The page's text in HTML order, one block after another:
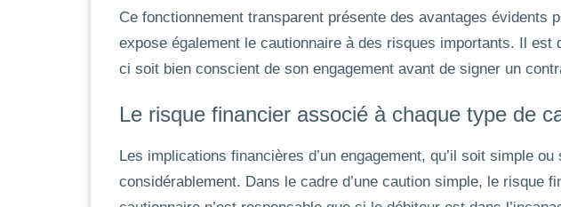
Ce fonctionnement transparent présente des avantages évidents
expose également le cautionnaire à des risques importants. Il est
ci soit bien conscient de son engagement avant de signer un
Le risque financier associé à chaque type de
Les implications financières d’un engagement, qu’il soit simple
considérablement. Dans le cadre d’une caution simple, le risque